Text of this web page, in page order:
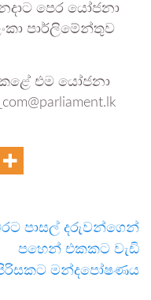
පෙර යෝජනා
පාර්ලිමේන්තුව
එම යෝජනා
පාසල් දරුවන්ගෙන්
පහෙන් එකකට වැඩි
මන්දපෝෂණය